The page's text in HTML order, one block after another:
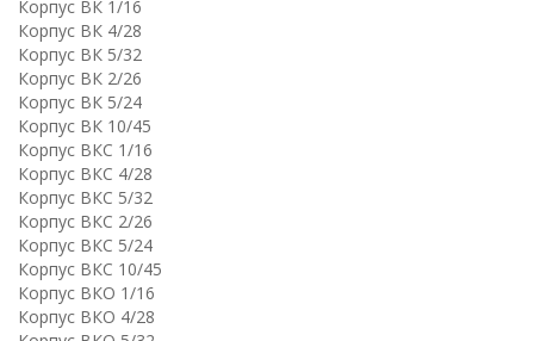
Корпус ВК 1/16
Корпус ВК 4/28
Корпус ВК 5/32
Корпус ВК 2/26
Корпус ВК 5/24
Корпус ВК 10/45
Корпус ВКC 1/16
Корпус ВКC 4/28
Корпус ВКC 5/32
Корпус ВКC 2/26
Корпус ВКC 5/24
Корпус ВКC 10/45
Корпус ВКО 1/16
Корпус ВКО 4/28